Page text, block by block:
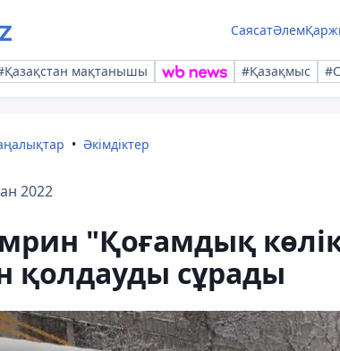
СаясатӘлем
мақтанышы #Қазақмыс
Әкімдіктер
2022
"Қоғамдық
қолдауды сұрады